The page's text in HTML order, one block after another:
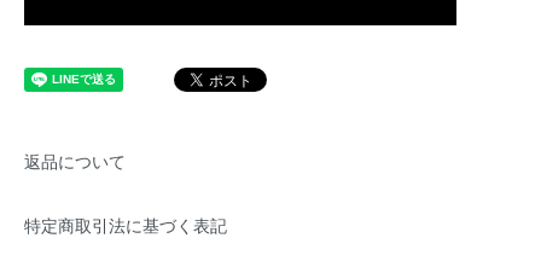
返品について
特定商取引法に基づく表記